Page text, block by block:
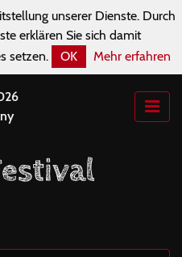
unserer Dienste. Durch
erklären Sie sich damit
setzen.
OK Mehr erfahren